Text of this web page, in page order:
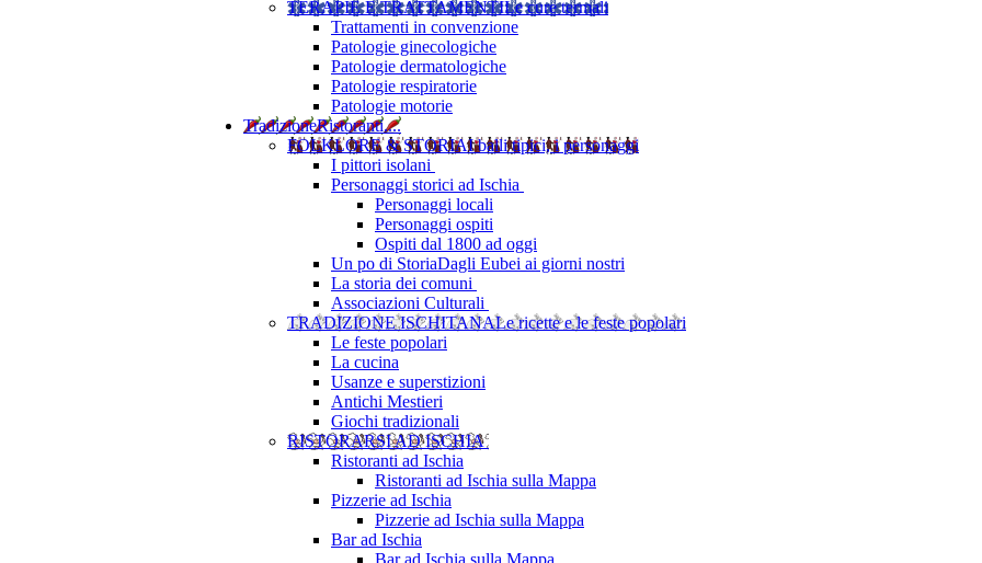
TERAPIE E TRATTAMENTILe cure termali
Trattamenti in convenzione
Patologie ginecologiche
Patologie dermatologiche
Patologie respiratorie
Patologie motorie
TradizioneRistoranti....
FOLKLORE & STORIAI balli tipici, i personaggi
I pittori isolani
Personaggi storici ad Ischia
Personaggi locali
Personaggi ospiti
Ospiti dal 1800 ad oggi
Un po di StoriaDagli Eubei ai giorni nostri
La storia dei comuni
Associazioni Culturali
TRADIZIONE ISCHITANALe ricette e le feste popolari
Le feste popolari
La cucina
Usanze e superstizioni
Antichi Mestieri
Giochi tradizionali
RISTORARSI AD ISCHIA
Ristoranti ad Ischia
Ristoranti ad Ischia sulla Mappa
Pizzerie ad Ischia
Pizzerie ad Ischia sulla Mappa
Bar ad Ischia
Bar ad Ischia sulla Mappa